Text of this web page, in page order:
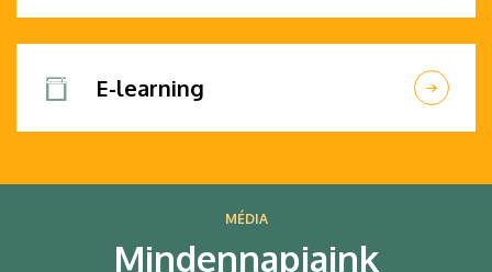
E-learning
MÉDIA
Mindennapjaink